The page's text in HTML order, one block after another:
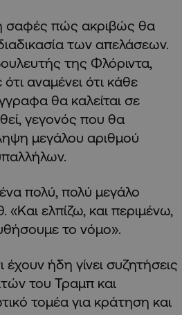
σαφές πώς ακριβώς θα
των απελάσεων.
της Φλόριντα,
αναμένει ότι κάθε
θα καλείται σε
γεγονός που θα
μεγάλου αριθμού
πολύ, πολύ μεγάλο
«Και ελπίζω, και περιμένω,
το νόμο».
ήδη γίνει συζητήσεις
του Τραμπ και
τομέα για κράτηση και